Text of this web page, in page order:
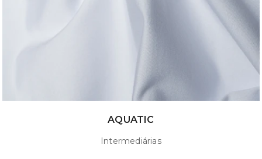
AQUATIC
Intermediárias